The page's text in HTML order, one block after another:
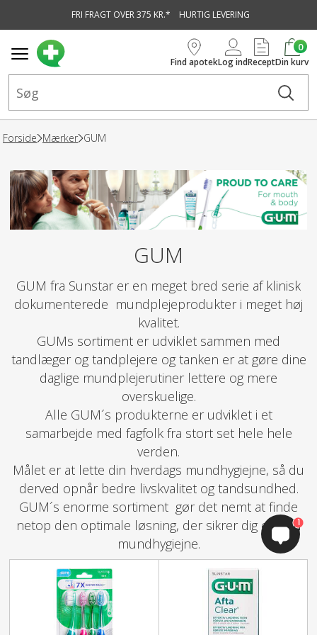
FRI FRAGT OVER 375 KR.* HURTIG LEVERING
Find apotekLog indRecept
0
Din kurv
Forside Mærker GUM
GUM
GUM fra Sunstar er en meget bred serie af klinisk
dokumenterede mundplejeprodukter i meget høj
kvalitet.
GUMs sortiment er udviklet sammen med
tandlæger og tandplejere og tanken er at gøre dine
daglige mundplejerutiner lettere og mere
overskuelige.
Alle GUM´s produkterne er udviklet i et
samarbejde med fagfolk fra stort set hele hele
verden.
Målet er at lette din hverdags mundhygiejne, så du
derved opnår bedre livskvalitet og tandsundhed.
GUM´s enorme sortiment gør det nemt at finde
netop den optimale løsning, der sikrer dig en god
mundhygiejne.
1